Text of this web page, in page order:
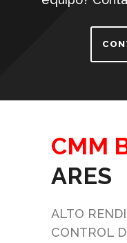
CMM
ARES
ALTO
CONTROL